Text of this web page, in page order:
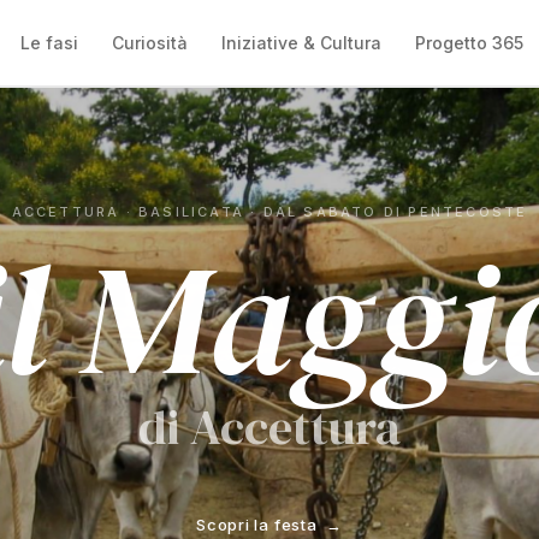
Le fasi Curiosità Iniziative & Cultura Progetto 365
ACCETTURA · BASILICATA · DAL SABATO DI PENTECOSTE
di Accettura
Scopri la festa →